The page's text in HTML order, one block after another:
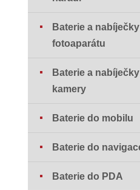
Baterie a
fotoaparátu
Baterie a
kamery
Baterie do mobilu
Baterie do
Baterie do PDA